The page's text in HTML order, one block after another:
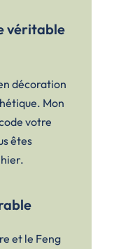
véritable
décoration
Mon
votre
êtes
et le Feng